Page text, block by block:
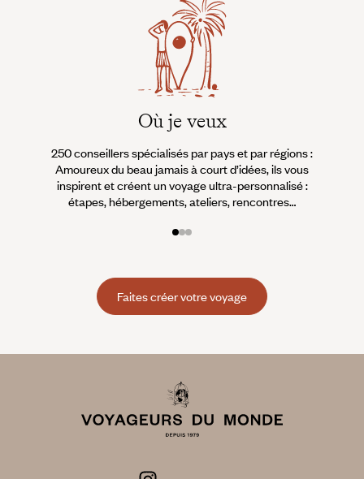
Où je veux
250 conseillers spécialisés par pays et par régions :
Amoureux du beau jamais à court d’idées, ils vous
inspirent et créent un voyage ultra-personnalisé :
étapes, hébergements, ateliers, rencontres…
Faites créer votre voyage